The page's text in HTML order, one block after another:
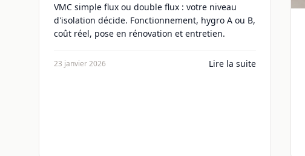
VMC simple flux ou double flux : votre niveau
d'isolation décide. Fonctionnement, hygro A ou B,
coût réel, pose en rénovation et entretien.
23 janvier 2026 Lire la suite